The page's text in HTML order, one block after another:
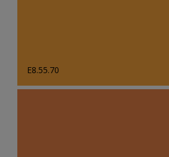
E8.55.70